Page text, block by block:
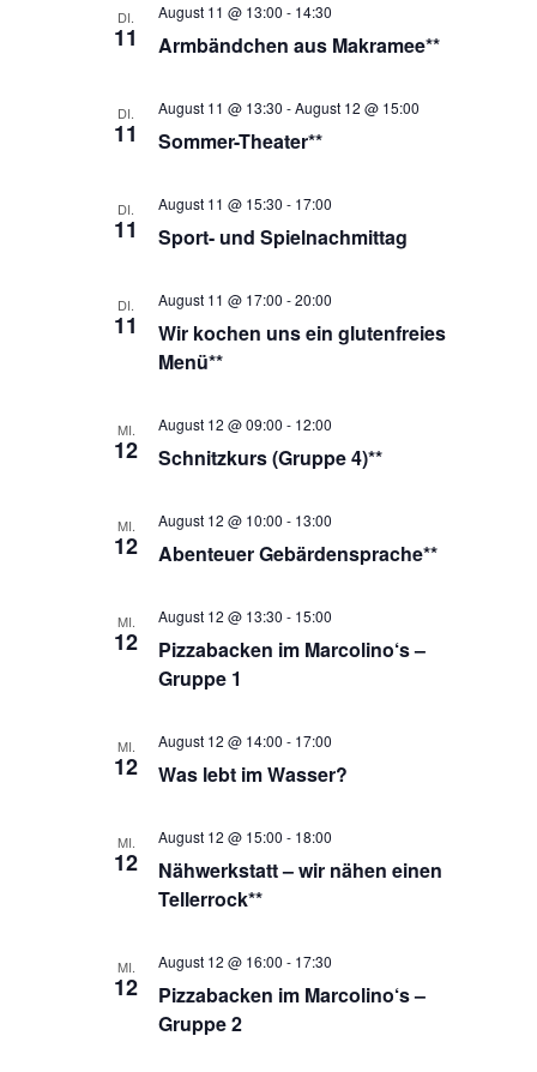
DI.
11 Armbändchen aus Makramee**
August 11 @ 13:00 - 14:30
DI.
11 Sommer-Theater**
August 11 @ 13:30 -August 12 @ 15:00
DI.
11 Sport- und Spielnachmittag
August 11 @ 15:30 - 17:00
DI.
11
Wir kochen uns ein glutenfreies
Menü**
August 11 @ 17:00 -20:00
MI.
12 Schnitzkurs (Gruppe 4)**
August 12 @ 09:00 - 12:00
MI.
12 Abenteuer Gebärdensprache**
August 12 @ 10:00 - 13:00
MI.
12
Pizzabacken im Marcolino‘s –
Gruppe 1
August 12 @ 13:30 - 15:00
MI.
12 Was lebt im Wasser?
August 12 @ 14:00 - 17:00
MI.
12
Nähwerkstatt – wir nähen einen
Tellerrock**
August 12 @ 15:00 - 18:00
MI.
12
Pizzabacken im Marcolino‘s –
Gruppe 2
August 12 @ 16:00 - 17:30